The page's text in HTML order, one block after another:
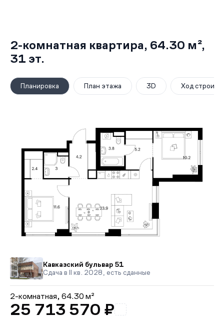
2-комнатная квартира, 64.30 м²,
31 эт.
Планировка План этажа 3D Ход
Кавказский бульвар 51
Сдача в II кв. 2028, есть сданные
2-комнатная, 64.30 м²
25 713 570 ₽